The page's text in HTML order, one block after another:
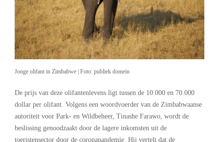
Jonge olifant in Zimbabwe | Foto: publiek domein
De prijs van deze olifantenlevens ligt tussen de 10.000 en 70.000
dollar per olifant. Volgens een woordvoerder van de Zimbabwaanse
autoriteit voor Park- en Wildbeheer, Tinashe Farawo, wordt de
beslissing genoodzaakt door de lagere inkomsten uit de
toeristensector door de coronapandemie. Hij vertelt dat de